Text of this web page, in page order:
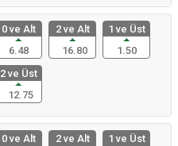
0 ve Alt
6.48
2 ve Alt
16.80
1 ve Üst
1.50
2 ve Üst
12.75
0 ve Alt
2 ve Alt
1 ve Üst